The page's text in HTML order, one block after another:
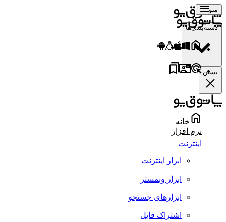
منو
دسته‌بندی‌ها
بستن
خانه
نرم افزار
اینترنت
ابزار اینترنت
ابزار وبمستر
ابزارهای جستجو
اشتراک فایل